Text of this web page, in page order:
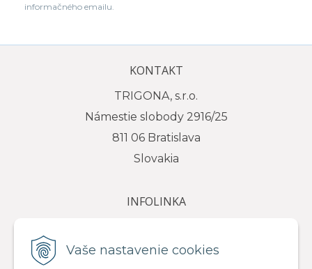
Vaše nastavenie cookies
informačného emailu.
KONTAKT
TRIGONA, s.r.o.
Námestie slobody 2916/25
811 06 Bratislava
Slovakia
INFOLINKA
e-mail: info@trigona.sk